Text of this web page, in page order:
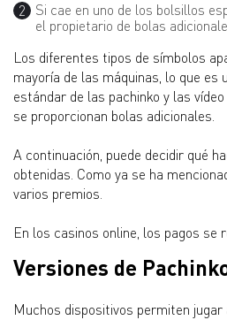
Si cae en uno de los bolsillos
el propietario de bolas
Los diferentes tipos de símbolos
mayoría de las máquinas, lo que es
estándar de las pachinko y las
se proporcionan bolas adicionales.
A continuación, puede decidir qué
obtenidas. Como ya se ha
varios premios.
En los casinos online, los pagos se
Versiones de
Muchos dispositivos permiten jugar